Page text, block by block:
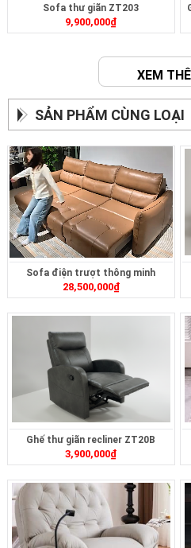
Sofa thư giãn ZT203
9,900,000₫
XEM
SẢN PHẨM CÙNG LOẠI
Sofa điện trượt thông minh
ZT2628
28,500,000₫
Ghế thư giãn recliner ZT20B
3,900,000₫